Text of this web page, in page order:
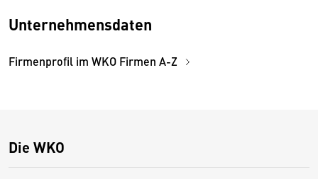
Unternehmensdaten
Firmenprofil im WKO Firmen A-Z
Die WKO